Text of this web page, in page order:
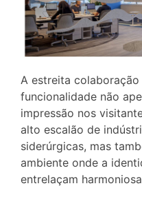
A estreita
funcionalidade não
impressão nos
alto escalão de
siderúrgicas, mas
ambiente onde a
entrelaçam